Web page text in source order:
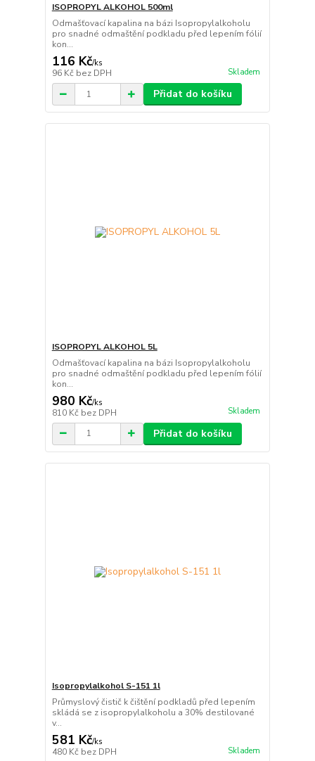
ISOPROPYL ALKOHOL 500ml
Odmašťovací kapalina na bázi Isopropylalkoholu
pro snadné odmaštění podkladu před lepením fólií
kon...
116 Kč/ks
96 Kč bez DPH Skladem
Přidat do košíku
ISOPROPYL ALKOHOL 5L
Odmašťovací kapalina na bázi Isopropylalkoholu
pro snadné odmaštění podkladu před lepením fólií
kon...
980 Kč/ks
810 Kč bez DPH Skladem
Přidat do košíku
Isopropylalkohol S-151 1l
Průmyslový čistič k čištění podkladů před lepením
skládá se z isopropylalkoholu a 30% destilované
v...
581 Kč/ks
480 Kč bez DPH Skladem